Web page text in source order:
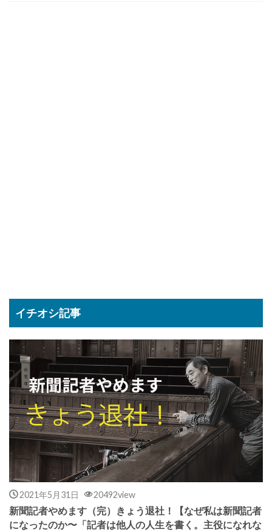
イチオシ記事
2021年5月31日 20492view
新聞記者やめます（完）きょう退社！【なぜ私は新聞記者
になったのか〜「記者は他人の人生を書く。主役になれな